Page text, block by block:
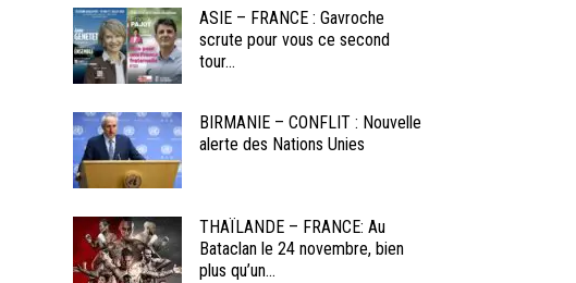
ASIE – FRANCE : Gavroche
scrute pour vous ce second
tour...
BIRMANIE – CONFLIT : Nouvelle
alerte des Nations Unies
THAÏLANDE – FRANCE: Au
Bataclan le 24 novembre, bien
plus qu’un...